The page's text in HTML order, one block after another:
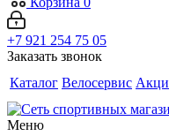
+7 921 254 75 05
Заказать звонок
Каталог Велосервис
Меню